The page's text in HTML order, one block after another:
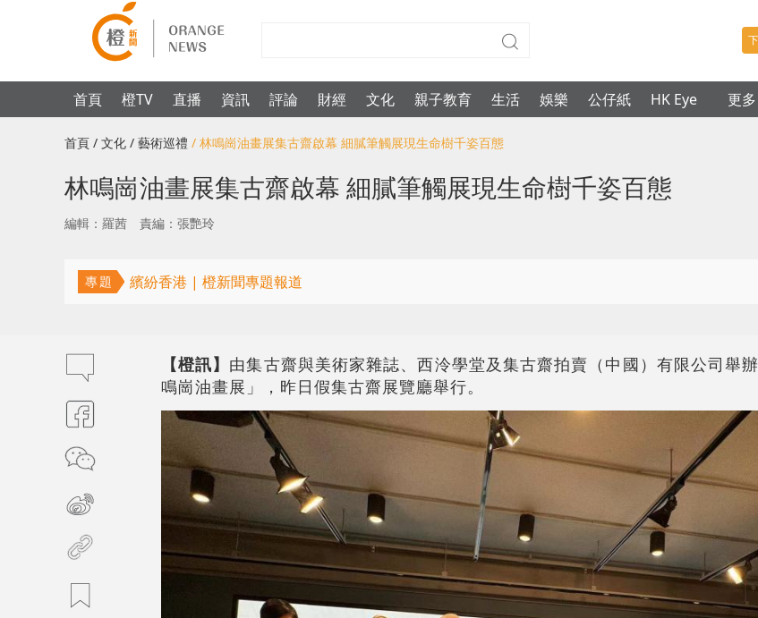
首頁 橙TV 直播 資訊 評論 財經 文化 親子教育 生活 娛樂 公仔紙 HK Eye 更多
首頁 / 文化 / 藝術巡禮 / 林鳴崗油畫展集古齋啟幕 細膩筆觸展現生命樹千姿百態
林鳴崗油畫展集古齋啟幕 細膩筆觸展現生命樹千姿百態
編輯：羅茜 責編：張艷玲
專題 繽紛香港 | 橙新聞專題報道
【橙訊】 由集古齋與美術家雜誌、西泠學堂及集古齋拍賣（中國）有限公司
鳴崗油畫展」，昨日假集古齋展覽廳舉行。